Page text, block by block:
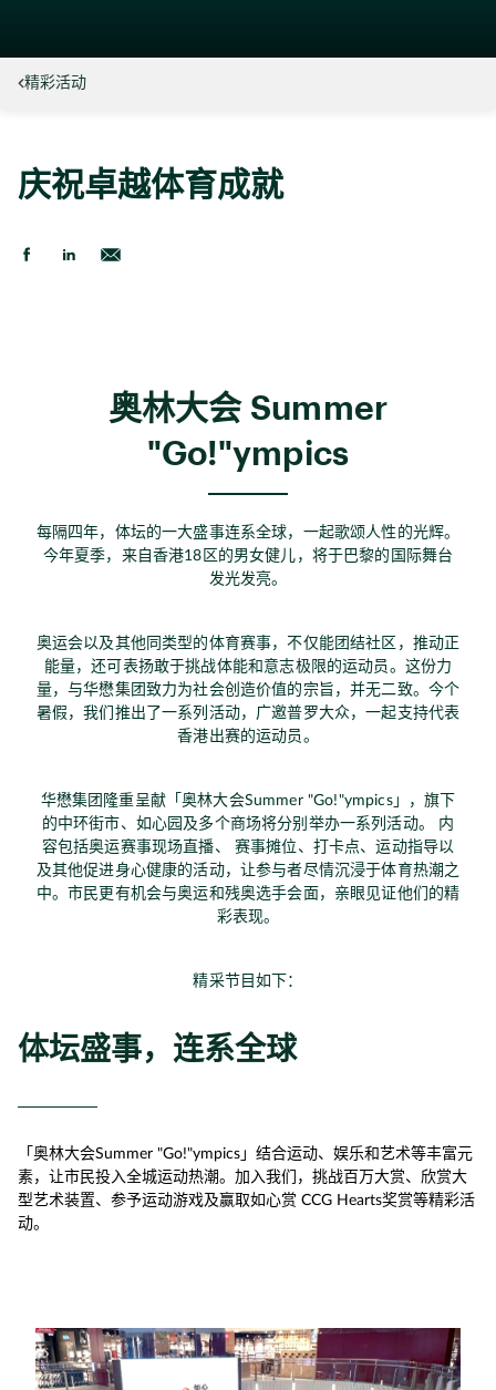
精彩活动
庆祝卓越体育成就
奥林大会 Summer
"Go!"ympics
每隔四年，体坛的一大盛事连系全球，一起歌颂人性的光辉。
今年夏季，来自香港18区的男女健儿，将于巴黎的国际舞台
发光发亮。
奥运会以及其他同类型的体育赛事，不仅能团结社区，推动正
能量，还可表扬敢于挑战体能和意志极限的运动员。这份力
量，与华懋集团致力为社会创造价值的宗旨，并无二致。今个
暑假，我们推出了一系列活动，广邀普罗大众，一起支持代表
香港出赛的运动员。
华懋集团隆重呈献「奥林大会Summer "Go!"ympics」，旗下
的中环街市、如心园及多个商场将分别举办一系列活动。 内
容包括奥运赛事现场直播、 赛事摊位、打卡点、运动指导以
及其他促进身心健康的活动，让参与者尽情沉浸于体育热潮之
中。市民更有机会与奥运和残奥选手会面，亲眼见证他们的精
彩表现。
精采节目如下：
体坛盛事，连系全球
「奥林大会Summer "Go!"ympics」结合运动、娱乐和艺术等丰富元
素，让市民投入全城运动热潮。加入我们，挑战百万大赏、欣赏大
型艺术装置、参予运动游戏及赢取如心赏 CCG Hearts奖赏等精彩活
动。